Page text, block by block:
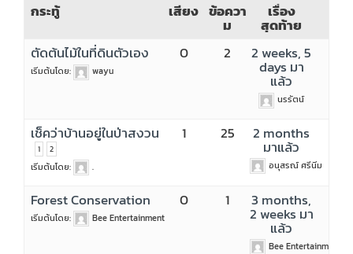
กระทู้ เสียง ข้อควา
ม
เรื่อง
สุดท้าย
ตัดต้นไม้ในที่ดินตัวเอง
เริ่มต้นโดย: wayu
0 2 2 weeks, 5
days มา
แล้ว
นรรัตน์
เช็คว่าบ้านอยู่ในป่าสงวน
1 2
เริ่มต้นโดย: .
1 25 2 months
มาแล้ว
อนุสรณ์ ศรีนิ่ม
Forest Conservation
เริ่มต้นโดย: Bee Entertainment
0 1 3 months,
2 weeks มา
แล้ว
Bee Entertainment